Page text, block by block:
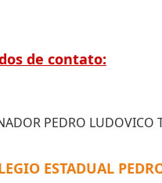
de contato:
PEDRO LUDOVICO
ESTADUAL